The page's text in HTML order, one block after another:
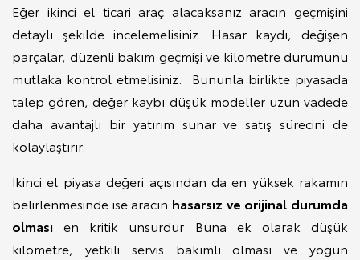
Eğer ikinci el ticari araç alacaksanız aracın geçmişini
detaylı şekilde incelemelisiniz. Hasar kaydı, değişen
parçalar, düzenli bakım geçmişi ve kilometre durumunu
mutlaka kontrol etmelisiniz. Bununla birlikte piyasada
talep gören, değer kaybı düşük modeller uzun vadede
daha avantajlı bir yatırım sunar ve satış sürecini de
kolaylaştırır.
İkinci el piyasa değeri açısından da en yüksek rakamın
belirlenmesinde ise aracın hasarsız ve orijinal durumda
olması en kritik unsurdur Buna ek olarak düşük
kilometre, yetkili servis bakımlı olması ve yoğun